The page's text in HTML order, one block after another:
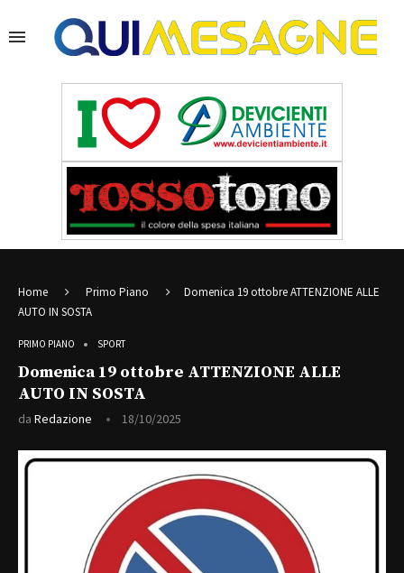
Home Primo Piano
Domenica 19 ottobre ATTENZIONE ALLE
AUTO IN SOSTA
PRIMO PIANO SPORT
Domenica 19 ottobre ATTENZIONE ALLE
AUTO IN SOSTA
da Redazione 18/10/2025